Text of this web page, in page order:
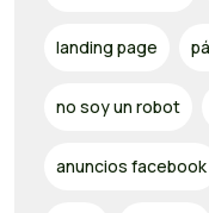
landing page
no soy un robot
anuncios facebook